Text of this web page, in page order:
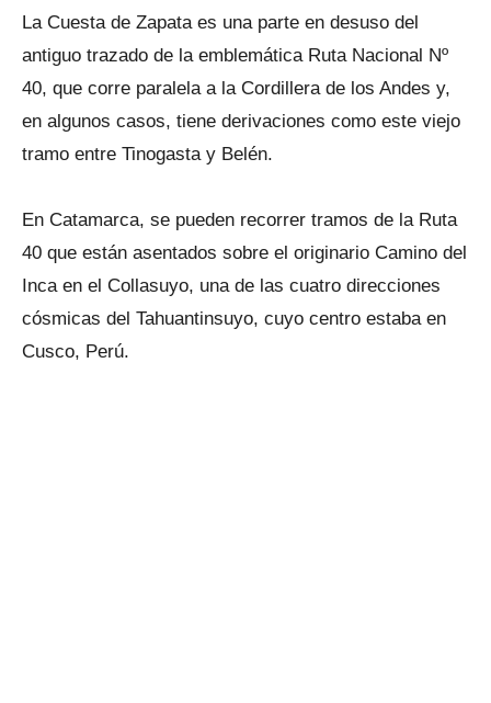
La Cuesta de Zapata es una parte en desuso del
antiguo trazado de la emblemática Ruta Nacional Nº
40, que corre paralela a la Cordillera de los Andes y,
en algunos casos, tiene derivaciones como este viejo
tramo entre Tinogasta y Belén.
En Catamarca, se pueden recorrer tramos de la Ruta
40 que están asentados sobre el originario Camino del
Inca en el Collasuyo, una de las cuatro direcciones
cósmicas del Tahuantinsuyo, cuyo centro estaba en
Cusco, Perú.